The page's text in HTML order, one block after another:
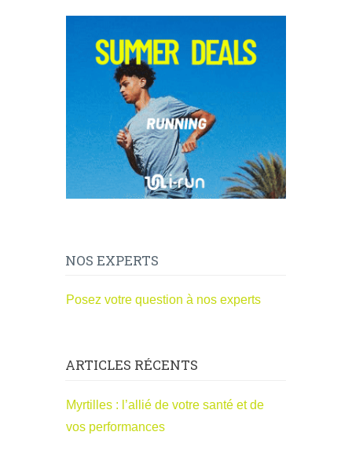
NOS EXPERTS
Posez votre question à nos experts
ARTICLES RÉCENTS
Myrtilles : l’allié de votre santé et de
vos performances